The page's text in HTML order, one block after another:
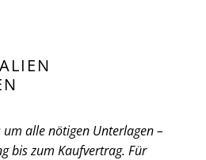
alle nötigen Unterlagen –
bis zum Kaufvertrag. Für